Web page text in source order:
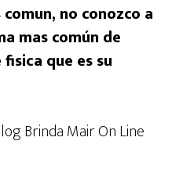
no conozco a
mas común de
que es su
Brinda Mair On Line